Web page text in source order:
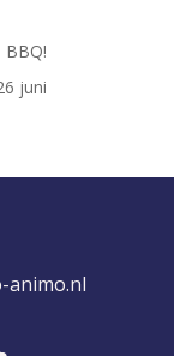
juni
animo.nl